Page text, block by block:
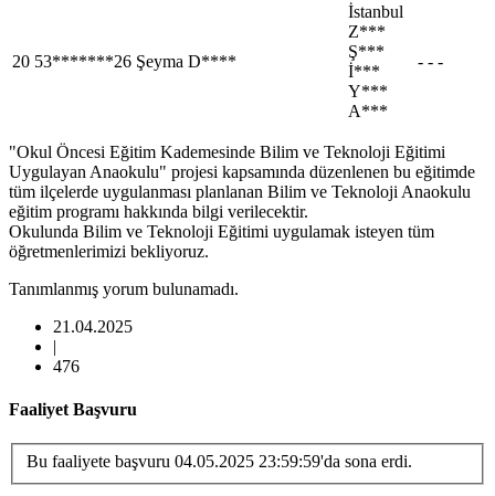
20 53*******26 Şeyma D****
İstanbul
Z***
Ş***
İ***
Y***
A***
- - -
"Okul Öncesi Eğitim Kademesinde Bilim ve Teknoloji Eğitimi
Uygulayan Anaokulu" projesi kapsamında düzenlenen bu eğitimde
tüm ilçelerde uygulanması planlanan Bilim ve Teknoloji Anaokulu
eğitim programı hakkında bilgi verilecektir.
Okulunda Bilim ve Teknoloji Eğitimi uygulamak isteyen tüm
öğretmenlerimizi bekliyoruz.
Tanımlanmış yorum bulunamadı.
21.04.2025
|
476
Faaliyet Başvuru
Bu faaliyete başvuru 04.05.2025 23:59:59'da sona erdi.